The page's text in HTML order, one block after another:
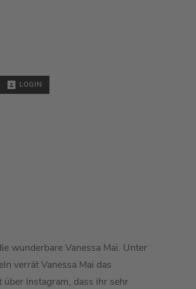
LOGIN
wunderbare Vanessa Mai. Unter
verrät Vanessa Mai das
Instagram, dass ihr sehr